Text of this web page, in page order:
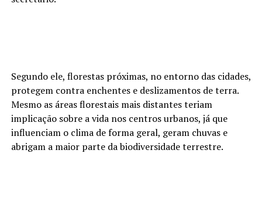
Segundo ele, florestas próximas, no entorno das cidades,
protegem contra enchentes e deslizamentos de terra.
Mesmo as áreas florestais mais distantes teriam
implicação sobre a vida nos centros urbanos, já que
influenciam o clima de forma geral, geram chuvas e
abrigam a maior parte da biodiversidade terrestre.